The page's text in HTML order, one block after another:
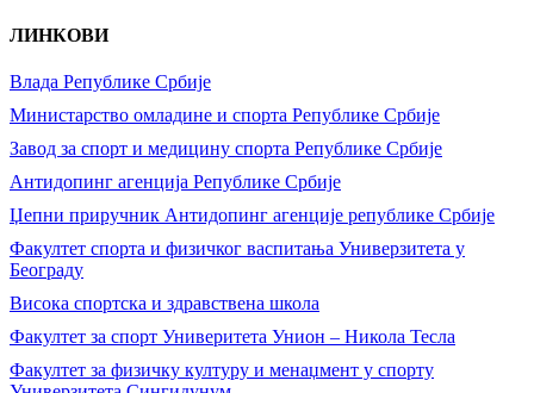
ЛИНКОВИ
Влада Републике Србије
Министарство омладине и спорта Републике Србије
Завод за спорт и медицину спорта Републике Србије
Антидопинг агенција Републике Србије
Џепни приручник Антидопинг агенције републике Србије
Факултет спорта и физичког васпитања Универзитета у
Београду
Висока спортска и здравствена школа
Факултет за спорт Универитета Унион – Никола Тесла
Факултет за физичку културу и менаџмент у спорту